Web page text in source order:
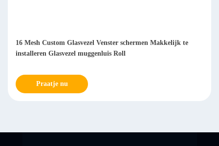
16 Mesh Custom Glasvezel Venster schermen Makkelijk te
installeren Glasvezel muggenluis Roll
Praatje nu